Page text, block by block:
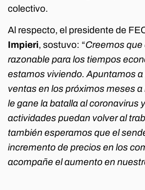
colectivo.
Al respecto, el presidente de
Impieri, sostuvo: “Creemos
razonable para los tiempos
estamos viviendo. Apuntamos a
ventas en los próximos meses
le gane la batalla al coronavirus
actividades puedan volver al
también esperamos que el
incremento de precios en los
acompañe el aumento en